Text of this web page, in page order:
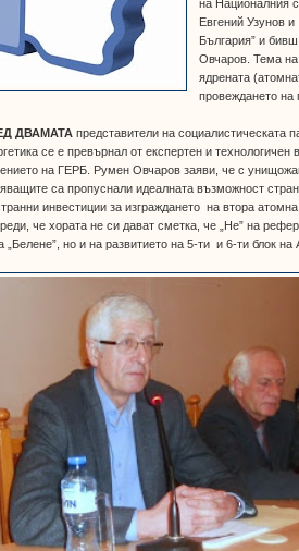
на Националния
Евгений Узунов
България” и
Овчаров. Тема
ядрената
провеждането на
ДВАМАТА представители на социалистическата
се е превърнал от експертен и
на ГЕРБ. Румен Овчаров заяви, че с
са пропуснали идеалната възможност
инвестиции за изграждането на втора
че хората не си дават сметка, че „Не” на
„Белене”, но и на развитието на 5-ти и 6-ти блок на